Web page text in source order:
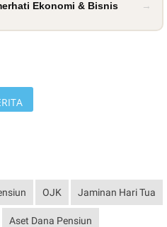
Ekonomi & Bisnis →
OJK Jaminan Hari Tua
Aset Dana Pensiun